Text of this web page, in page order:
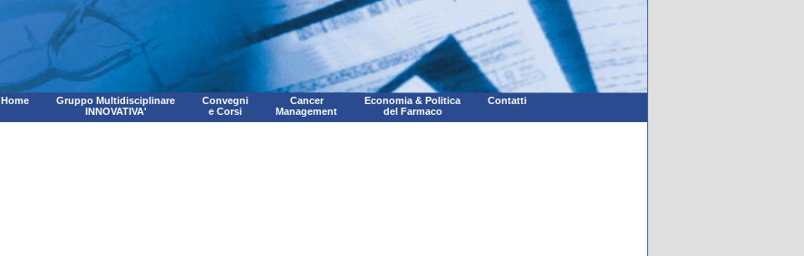
Home
Gruppo Multidisciplinare
INNOVATIVA'
Convegni
e Corsi
Cancer
Management
Economia & Politica
del Farmaco
Contatti